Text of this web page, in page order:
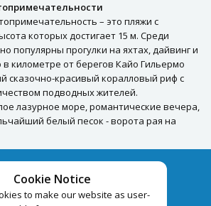
– это пляжи с
которых достигает 15 м. Среди
популярны прогулки на яхтах, дайвинг и
километре от берегов Кайо Гильермо
сказочно-красивый коралловый риф с
подводных жителей.
лазурное море, романтические вечера,
белый песок - ворота рая на
Cookie Notice
to make our website as user-
08